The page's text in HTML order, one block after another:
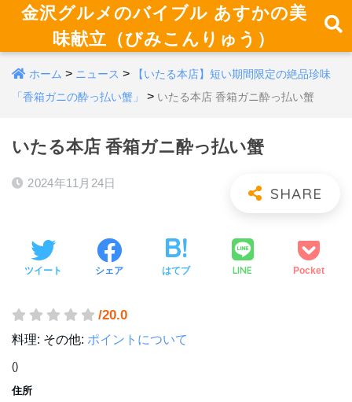
金沢グルメのバイブル あすかの美
味献立（びみこんりゅう）
ホーム > ニュース >
【いたる本店】短い期間限定の絶品珍味
「香箱ガニの酔っ払い蟹」
> いたる本店 香箱ガニ酔っ払い蟹
いたる本店 香箱ガニ酔っ払い蟹
2024年11月24日
ツイート シェア はてブ LINE Pocket
/20.0
料理: その他: ポイントについて
()
住所